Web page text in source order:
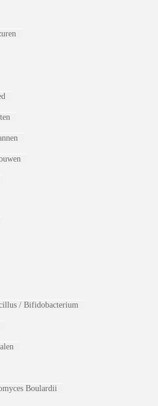
/ Bifidobacterium
Boulardii